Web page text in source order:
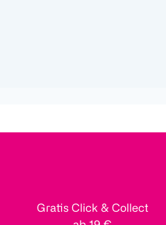
Gratis Click & Collect